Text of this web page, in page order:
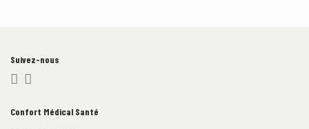
Confort Médical Santé
Suivez-nous